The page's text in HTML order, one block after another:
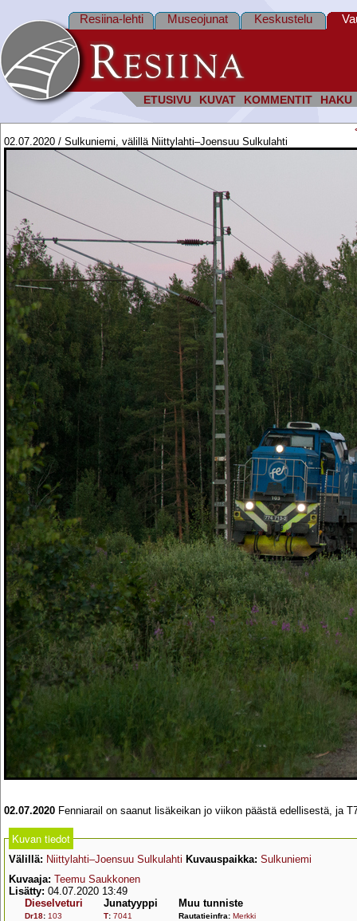
ETUSIVU KUVAT KOMMENTIT HAKU
Resiina-lehti Museojunat Keskustelu
02.07.2020 / Sulkuniemi, välillä Niittylahti–Joensuu Sulkulahti
02.07.2020 Fenniarail on saanut lisäkeikan jo viikon päästä edellisestä, ja
Kuvan tiedot
Välillä: Niittylahti–Joensuu Sulkulahti Kuvauspaikka: Sulkuniemi
Kuvaaja: Teemu Saukkonen
Lisätty: 04.07.2020 13:49
Dieselveturi
Dr18: 103
Junatyyppi
T: 7041
Muu tunniste
Rautatieinfra: Merkki